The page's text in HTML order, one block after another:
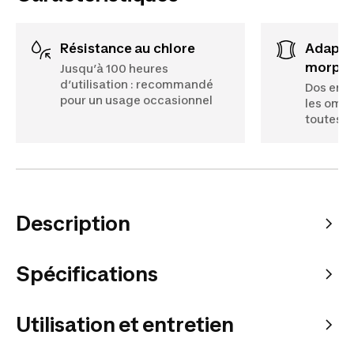
Résistance au chlore
Jusqu’à 100 heures
d’utilisation : recommandé
pour un usage occasionnel
Adaptabilité
Dos en
les
toutes
Description
Spécifications
Utilisation et entretien